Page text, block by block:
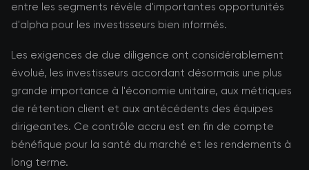
entre les segments révèle d'importantes opportunités
d'alpha pour les investisseurs bien informés.
Les exigences de due diligence ont considérablement
évolué, les investisseurs accordant désormais une plus
grande importance à l'économie unitaire, aux métriques
de rétention client et aux antécédents des équipes
dirigeantes. Ce contrôle accru est en fin de compte
bénéfique pour la santé du marché et les rendements à
long terme.